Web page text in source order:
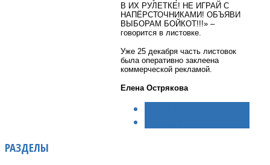
В ИХ РУЛЕТКЕ! НЕ ИГРАЙ С
НАПЁРСТОЧНИКАМИ! ОБЪЯВИ
ВЫБОРАМ БОЙКОТ!!!» –
говорится в листовке.
Уже 25 декабря часть листовок
была оперативно заклеена
коммерческой рекламой.
Елена Острякова
РАЗДЕЛЫ